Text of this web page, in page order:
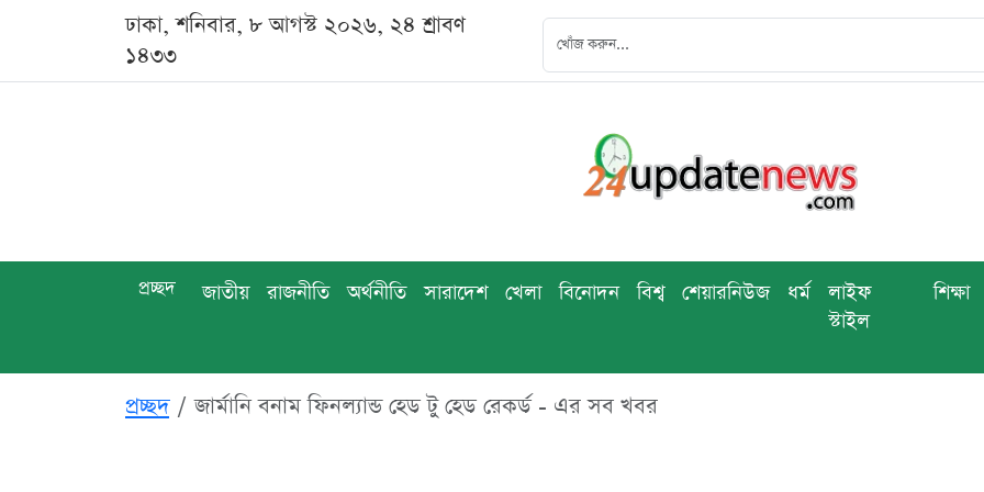
ঢাকা, শনিবার, ৮ আগস্ট ২০২৬, ২৪ শ্রাবণ
১৪৩৩
প্রচ্ছদ জাতীয় রাজনীতি অর্থনীতি সারাদেশ খেলা বিনোদন বিশ্ব শেয়ারনিউজ ধর্ম
লাইফ
স্টাইল
শিক্ষা
প্রচ্ছদ জার্মানি বনাম ফিনল্যান্ড হেড টু হেড রেকর্ড - এর সব খবর